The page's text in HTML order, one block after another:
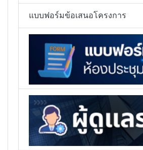
แบบฟอร์มข้อเสนอโครงการ